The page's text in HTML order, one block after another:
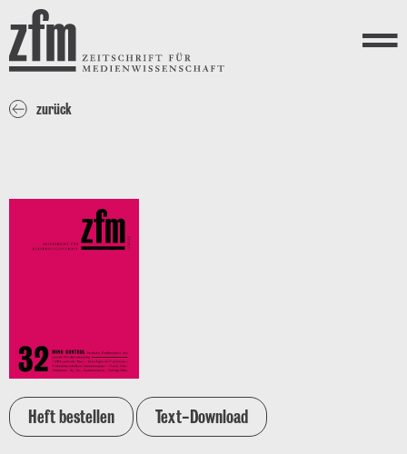
Direkt zum Inhalt
ZEITSCHRIFT FÜR
MEDIENWISSENSCHAFT
Menü
zurück
Heft bestellen Text-Download